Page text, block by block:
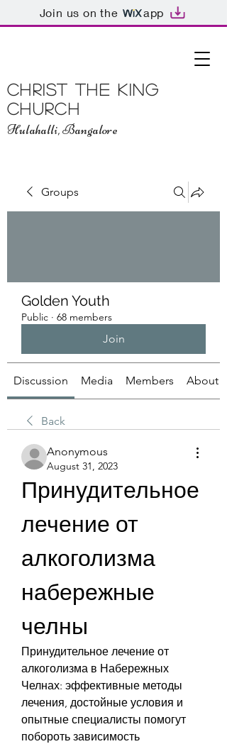
Join us on the app
Christ The King
Church
Hulahalli, Bangalore
Groups
Golden Youth
Public · 68 members
Join
Discussion Media Members About
Back
Anonymous
August 31, 2023
Принудительное
лечение от
алкоголизма
набережные
челны
Принудительное лечение от
алкоголизма в Набережных
Челнах: эффективные методы
лечения, достойные условия и
опытные специалисты помогут
побороть зависимость